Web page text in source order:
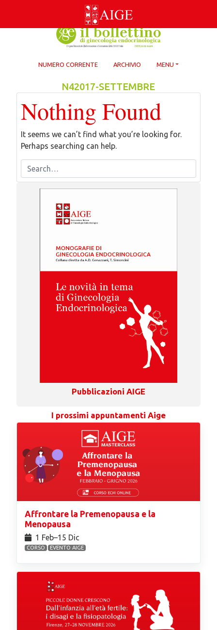
NUMERO CORRENTE ARCHIVIO MENU
N42017-SETTEMBRE
Nothing Found
It seems we can’t find what you’re looking for.
Perhaps searching can help.
Pubblicazioni AIGE
I prossimi appuntamenti Aige
Affrontare la Premenopausa e la
Menopausa
1 Feb⁠–15 Dic
CORSO EVENTO AIGE